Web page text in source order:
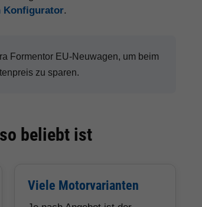
Konfigurator.
Formentor EU-Neuwagen, um beim
zu sparen.
beliebt ist
Viele Motorvarianten